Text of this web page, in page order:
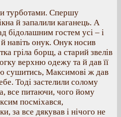
турботами. Спершу
й запалили каганець. А
бідолашним гостем усі – і
й навіть онук. Онук носив
гріла борщ, а старий звелів
верхню одежу та й дав її
сушитись, Максимові ж дав
Тоді застелили солому
все питаючи, чого йому
посміхався,
за все дякував і нічого не